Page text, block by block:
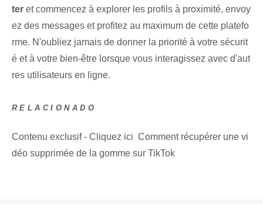
ter et commencez à explorer les profils à proximité, envoy
ez des messages⁤ et profitez au maximum de cette platefo
rme. N'oubliez jamais de donner la priorité à votre sécurit
é et à votre bien-être lorsque vous interagissez avec d'aut
res utilisateurs en ligne.
RELACIONADO
Contenu exclusif - Cliquez ici Comment récupérer une vi
déo supprimée de la gomme sur TikTok